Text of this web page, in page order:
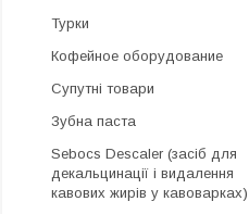
Турки
Кофейное оборудование
Супутні товари
Зубна паста
Sebocs Descaler (засіб для
декальцинації і видалення
кавових жирів у кавоварках)